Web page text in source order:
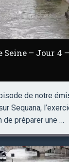
Seine – Jour 4
de notre
Sequana,
de préparer une …